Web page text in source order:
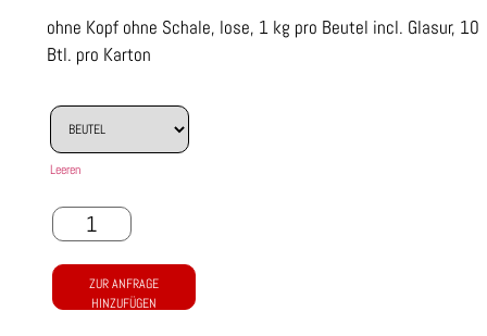
ohne Kopf ohne Schale, lose, 1 kg pro Beutel incl. Glasur, 10
Btl. pro Karton
Leeren
ZUR ANFRAGE
HINZUFÜGEN